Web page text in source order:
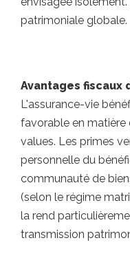
patrimoniale globale.
Avantages fiscaux
L'assurance-vie
favorable en matière
values. Les primes
personnelle du
communauté de
(selon le régime
la rend
transmission